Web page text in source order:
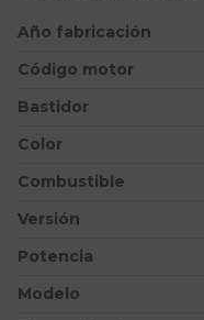
Año fabricación
Código motor
Bastidor
Color
Combustible
Versión
Potencia
Modelo